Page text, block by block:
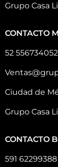
Grupo Casa
CONTACTO
52
Ciudad de
Grupo Casa
CONTACTO
591 62299388